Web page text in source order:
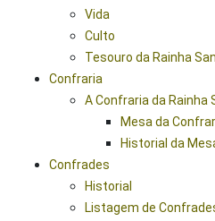
Vida
Culto
Tesouro da Rainha
Confraria
A Confraria da Rainha
Mesa da
Historial da
Confrades
Historial
Listagem de